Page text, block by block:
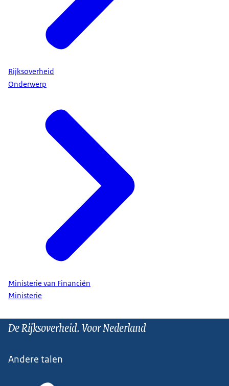
Rijksoverheid
Onderwerp
Ministerie van Financiën
Ministerie
De Rijksoverheid. Voor Nederland
Andere talen